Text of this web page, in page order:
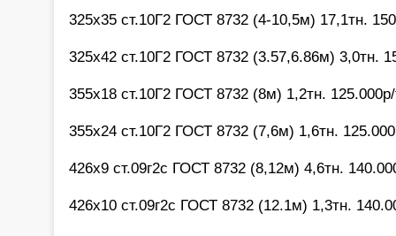
325х35 ст.10Г2 ГОСТ 8732 (4-10,5м) 17,1тн.
325х42 ст.10Г2 ГОСТ 8732 (3.57,6.86м) 3,0тн.
355х18 ст.10Г2 ГОСТ 8732 (8м) 1,2тн.
355х24 ст.10Г2 ГОСТ 8732 (7,6м) 1,6тн.
426х9 ст.09г2с ГОСТ 8732 (8,12м) 4,6тн.
426х10 ст.09г2с ГОСТ 8732 (12.1м) 1,3тн.